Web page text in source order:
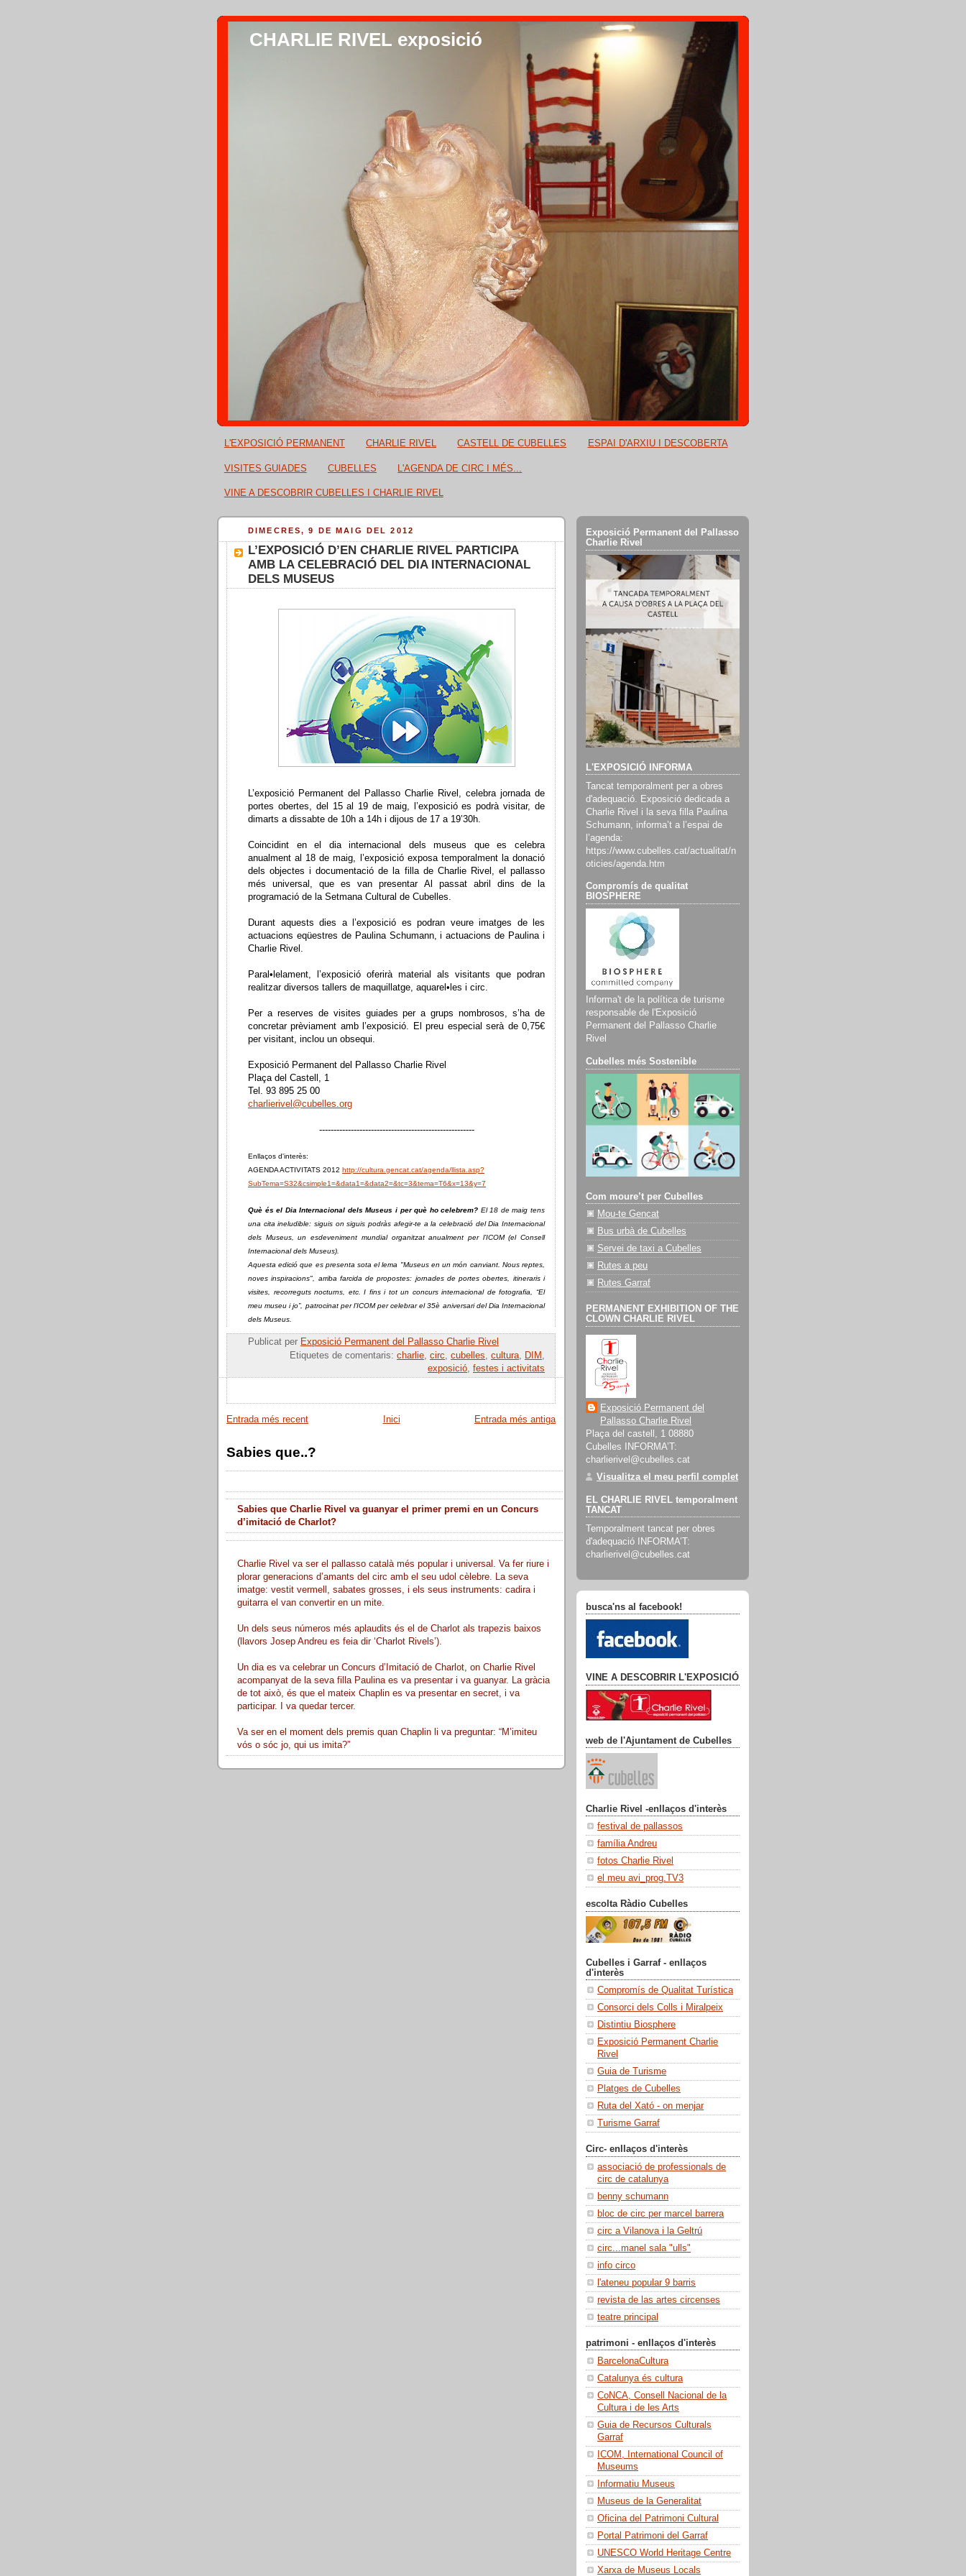
CHARLIE RIVEL exposició
L'EXPOSICIÓ PERMANENT CHARLIE RIVEL CASTELL DE CUBELLES ESPAI D'ARXIU I DESCOBERTA
VISITES GUIADES CUBELLES L'AGENDA DE CIRC I MÉS...
VINE A DESCOBRIR CUBELLES I CHARLIE RIVEL
DIMECRES, 9 DE MAIG DEL 2012
L’EXPOSICIÓ D’EN CHARLIE RIVEL PARTICIPA
AMB LA CELEBRACIÓ DEL DIA INTERNACIONAL
DELS MUSEUS
L’exposició Permanent del Pallasso Charlie Rivel, celebra jornada de
portes obertes, del 15 al 19 de maig, l’exposició es podrà visitar, de
dimarts a dissabte de 10h a 14h i dijous de 17 a 19’30h.
Coincidint en el dia internacional dels museus que es celebra
anualment al 18 de maig, l’exposició exposa temporalment la donació
dels objectes i documentació de la filla de Charlie Rivel, el pallasso
més universal, que es van presentar Al passat abril dins de la
programació de la Setmana Cultural de Cubelles.
Durant aquests dies a l’exposició es podran veure imatges de les
actuacions eqüestres de Paulina Schumann, i actuacions de Paulina i
Charlie Rivel.
Paral•lelament, l’exposició oferirà material als visitants que podran
realitzar diversos tallers de maquillatge, aquarel•les i circ.
Per a reserves de visites guiades per a grups nombrosos, s’ha de
concretar prèviament amb l’exposició. El preu especial serà de 0,75€
per visitant, inclou un obsequi.
Exposició Permanent del Pallasso Charlie Rivel
Plaça del Castell, 1
Tel. 93 895 25 00
charlierivel@cubelles.org
------------------------------------------------------
Enllaços d'interès:
AGENDA ACTIVITATS 2012 http://cultura.gencat.cat/agenda/llista.asp?
SubTema=S32&csimple1=&data1=&data2=&tc=3&tema=T6&x=13&y=7
Què és el Dia Internacional dels Museus i per què ho celebrem? El 18 de maig tens
una cita ineludible: siguis on siguis podràs afegir-te a la celebració del Dia Internacional
dels Museus, un esdeveniment mundial organitzat anualment per l’ICOM (el Consell
Internacional dels Museus).
Aquesta edició que es presenta sota el lema "Museus en un món canviant. Nous reptes,
noves inspiracions", arriba farcida de propostes: jornades de portes obertes, itineraris i
visites, recorreguts nocturns, etc. I fins i tot un concurs internacional de fotografia, “El
meu museu i jo”, patrocinat per l’ICOM per celebrar el 35è aniversari del Dia Internacional
dels Museus.
Publicat per Exposició Permanent del Pallasso Charlie Rivel
Etiquetes de comentaris: charlie, circ, cubelles, cultura, DIM ,
exposició, festes i activitats
Entrada més recent Entrada més antiga
Inici
Sabies que..?
Sabies que Charlie Rivel va guanyar el primer premi en un Concurs
d’imitació de Charlot?
Charlie Rivel va ser el pallasso català més popular i universal. Va fer riure i
plorar generacions d’amants del circ amb el seu udol cèlebre. La seva
imatge: vestit vermell, sabates grosses, i els seus instruments: cadira i
guitarra el van convertir en un mite.
Un dels seus números més aplaudits és el de Charlot als trapezis baixos
(llavors Josep Andreu es feia dir ‘Charlot Rivels’).
Un dia es va celebrar un Concurs d’Imitació de Charlot, on Charlie Rivel
acompanyat de la seva filla Paulina es va presentar i va guanyar. La gràcia
de tot això, és que el mateix Chaplin es va presentar en secret, i va
participar. I va quedar tercer.
Va ser en el moment dels premis quan Chaplin li va preguntar: “M’imiteu
vós o sóc jo, qui us imita?”
Exposició Permanent del Pallasso
Charlie Rivel
L'EXPOSICIÓ INFORMA
Tancat temporalment per a obres
d'adequació. Exposició dedicada a
Charlie Rivel i la seva filla Paulina
Schumann, informa’t a l’espai de
l’agenda:
https://www.cubelles.cat/actualitat/n
oticies/agenda.htm
Compromís de qualitat
BIOSPHERE
Informa't de la política de turisme
responsable de l'Exposició
Permanent del Pallasso Charlie
Rivel
Cubelles més Sostenible
Com moure’t per Cubelles
Mou-te Gencat
Bus urbà de Cubelles
Servei de taxi a Cubelles
Rutes a peu
Rutes Garraf
PERMANENT EXHIBITION OF THE
CLOWN CHARLIE RIVEL
Exposició Permanent del
Pallasso Charlie Rivel
Plaça del castell, 1 08880
Cubelles INFORMA’T:
charlierivel@cubelles.cat
Visualitza el meu perfil complet
EL CHARLIE RIVEL temporalment
TANCAT
Temporalment tancat per obres
d'adequació INFORMA’T:
charlierivel@cubelles.cat
busca'ns al facebook!
VINE A DESCOBRIR L'EXPOSICIÓ
web de l'Ajuntament de Cubelles
Charlie Rivel -enllaços d'interès
festival de pallassos
família Andreu
fotos Charlie Rivel
el meu avi_prog.TV3
escolta Ràdio Cubelles
Cubelles i Garraf - enllaços
d'interès
Compromís de Qualitat Turística
Consorci dels Colls i Miralpeix
Distintiu Biosphere
Exposició Permanent Charlie
Rivel
Guia de Turisme
Platges de Cubelles
Ruta del Xató - on menjar
Turisme Garraf
Circ- enllaços d'interès
associació de professionals de
circ de catalunya
benny schumann
bloc de circ per marcel barrera
circ a Vilanova i la Geltrú
circ...manel sala "ulls"
info circo
l'ateneu popular 9 barris
revista de las artes circenses
teatre principal
patrimoni - enllaços d'interès
BarcelonaCultura
Catalunya és cultura
CoNCA, Consell Nacional de la
Cultura i de les Arts
Guia de Recursos Culturals
Garraf
ICOM, International Council of
Museums
Informatiu Museus
Museus de la Generalitat
Oficina del Patrimoni Cultural
Portal Patrimoni del Garraf
UNESCO World Heritage Centre
Xarxa de Museus Locals